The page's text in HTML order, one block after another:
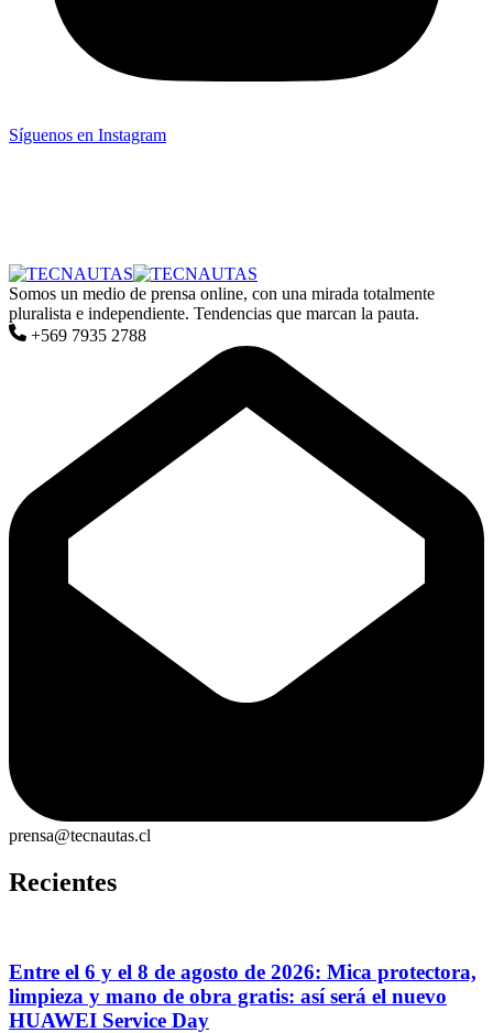
Síguenos en Instagram
Somos un medio de prensa online, con una mirada totalmente
pluralista e independiente. Tendencias que marcan la pauta.
+569 7935 2788
prensa@tecnautas.cl
Recientes
Entre el 6 y el 8 de agosto de 2026: Mica protectora,
limpieza y mano de obra gratis: así será el nuevo
HUAWEI Service Day